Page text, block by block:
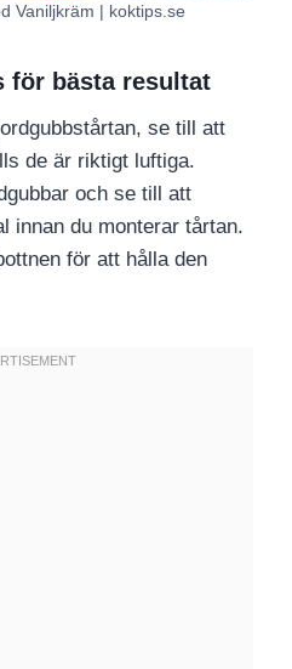
Vaniljkräm | koktips.se
för bästa resultat
se till att
de är riktigt luftiga.
och se till att
innan du monterar tårtan.
för att hålla den